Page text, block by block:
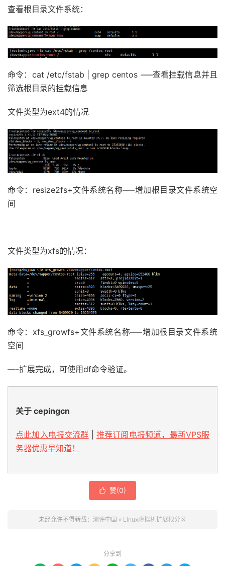
查看根目录文件系统：
命令：cat /etc/fstab | grep centos —–查看挂载信息并且
筛选根目录的挂载信息
文件类型为ext4的情况
命令：resize2fs+文件系统名称—–增加根目录文件系统空
间
文件类型为xfs的情况：
命令：xfs_growfs+文件系统名称—–增加根目录文件系统
空间
—-扩展完成，可使用df命令验证。
关于 cepingcn
点此加入电报交流群
推荐订阅电报频道，最新VPS服
务器优惠早知道！
 赞(0)
未经允许不得转载： 测评中国 » Linux虚拟机扩展根分区
分享到